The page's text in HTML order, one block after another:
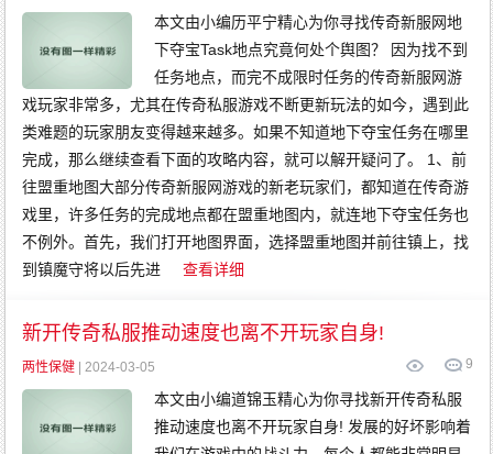
本文由小编历平宁精心为你寻找传奇新服网地
下夺宝Task地点究竟何处个舆图？ 因为找不到
任务地点，而完不成限时任务的传奇新服网游
戏玩家非常多，尤其在传奇私服游戏不断更新玩法的如今，遇到此
类难题的玩家朋友变得越来越多。如果不知道地下夺宝任务在哪里
完成，那么继续查看下面的攻略内容，就可以解开疑问了。 1、前
往盟重地图大部分传奇新服网游戏的新老玩家们，都知道在传奇游
戏里，许多任务的完成地点都在盟重地图内，就连地下夺宝任务也
不例外。首先，我们打开地图界面，选择盟重地图并前往镇上，找
到镇魔守将以后先进
查看详细
新开传奇私服推动速度也离不开玩家自身!
9
两性保健 | 2024-03-05
本文由小编道锦玉精心为你寻找新开传奇私服
推动速度也离不开玩家自身! 发展的好坏影响着